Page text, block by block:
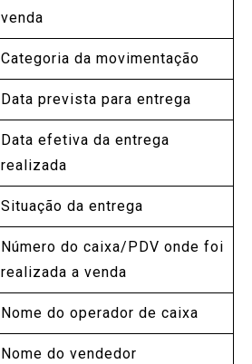
venda
Categoria da movimentação
Data prevista para entrega
Data efetiva da entrega
realizada
Situação da entrega
Número do caixa/PDV onde foi
realizada a venda
Nome do operador de caixa
Nome do vendedor